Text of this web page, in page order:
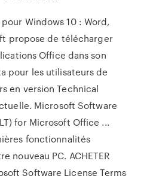
Windows 10 : Word,
propose de télécharger
Office dans son
pour les utilisateurs de
en version Technical
Microsoft Software
for Microsoft Office ...
fonctionnalités
nouveau PC. ACHETER
Software License Terms